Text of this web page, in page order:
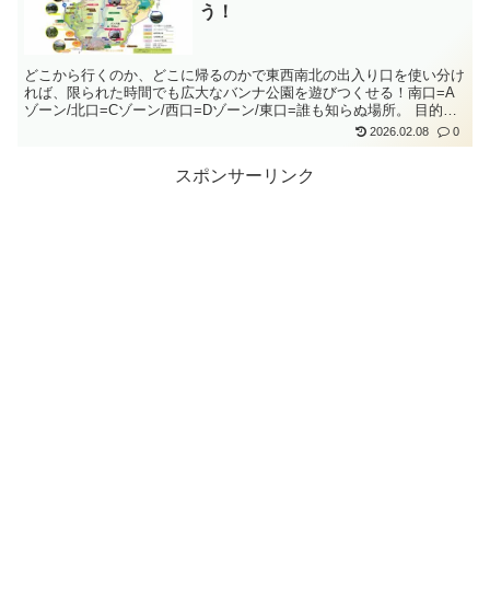
う！
どこから行くのか、どこに帰るのかで東西南北の出入り口を使い分け
れば、限られた時間でも広大なバンナ公園を遊びつくせる！南口=A
ゾーン/北口=Cゾーン/西口=Dゾーン/東口=誰も知らぬ場所。 目的地
2026.02.08 0
スポンサーリンク